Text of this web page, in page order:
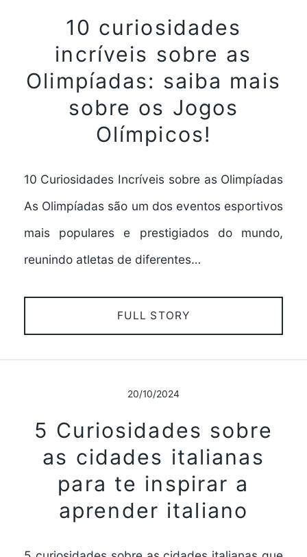
10 curiosidades
incríveis sobre as
Olimpíadas: saiba mais
sobre os Jogos
Olímpicos!
10 Curiosidades Incríveis sobre as Olimpíadas
As Olimpíadas são um dos eventos esportivos
mais populares e prestigiados do mundo,
reunindo atletas de diferentes…
FULL STORY
20/10/2024
5 Curiosidades sobre
as cidades italianas
para te inspirar a
aprender italiano